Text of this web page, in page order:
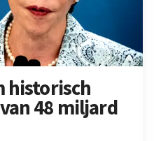
historisch
48 miljard